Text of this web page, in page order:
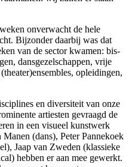
onverwacht de hele
Bijzonder daarbij was dat
van de sector kwamen: bis-
dansgezelschappen, vrije
opleidingen,
en diversiteit van onze
artiesten gevraagd de
in een visueel kunstwerk
(dans), Peter Pannekoek
Jaap van Zweden (klassieke
hebben er aan mee gewerkt.